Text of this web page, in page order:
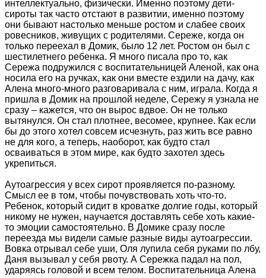
интеллектуально, физически. Именно поэтому дети-
сироты так часто отстают в развитии, именно поэтому
они бывают настолько меньше ростом и слабее своих
ровесников, живущих с родителями. Сереже, когда он
только переехал в Домик, было 12 лет. Ростом он был с
шестилетнего ребенка. Я много писала про то, как
Сережа подружился с воспитательницей Аленой, как она
носила его на ручках, как они вместе ездили на дачу, как
Алена много-много разговаривала с ним, играла. Когда я
пришла в Домик на прошлой неделе, Сережу я узнала не
сразу – кажется, что он вырос вдвое. Он не только
вытянулся. Он стал плотнее, весомее, крупнее. Как если
бы до этого хотел совсем исчезнуть, раз жить все равно
не для кого, а теперь, наоборот, как будто стал
осваиваться в этом мире, как будто захотел здесь
укрепиться.
Аутоагрессия у всех сирот проявляется по-разному.
Смысл ее в том, чтобы почувствовать хоть что-то.
Ребенок, который сидит в кроватке долгие годы, который
никому не нужен, научается доставлять себе хоть какие-
то эмоции самостоятельно. В Домике сразу после
переезда мы видели самые разные виды аутоагрессии.
Вовка отрывал себе уши, Оля лупила себя руками по лбу,
Даня вызывал у себя рвоту. А Сережка падал на пол,
ударяясь головой и всем телом. Воспитательница Алена